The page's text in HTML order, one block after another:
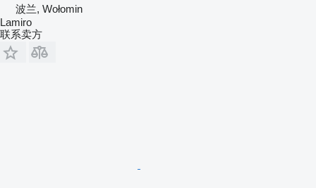
波兰, Wołomin
Lamiro
联系卖方